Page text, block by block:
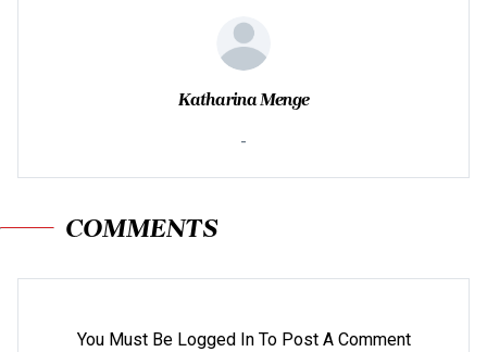
Katharina Menge
-
COMMENTS
You Must Be Logged In To Post A Comment